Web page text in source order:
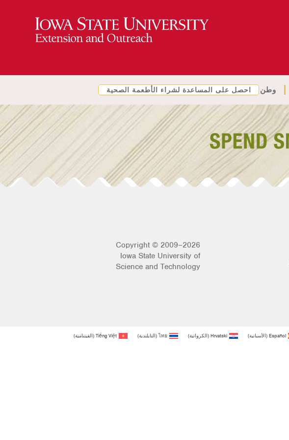
وطن احصل على المساعدة لشراء الأطعمة الصحية
Copyright © 2009–2026
Iowa State University of
Science and Technology
Español
(الأسبانية)
Hrvatski
(الكرواتية)
ไทย
(التايلندية)
Tiếng Việt
(الفيتنامية)